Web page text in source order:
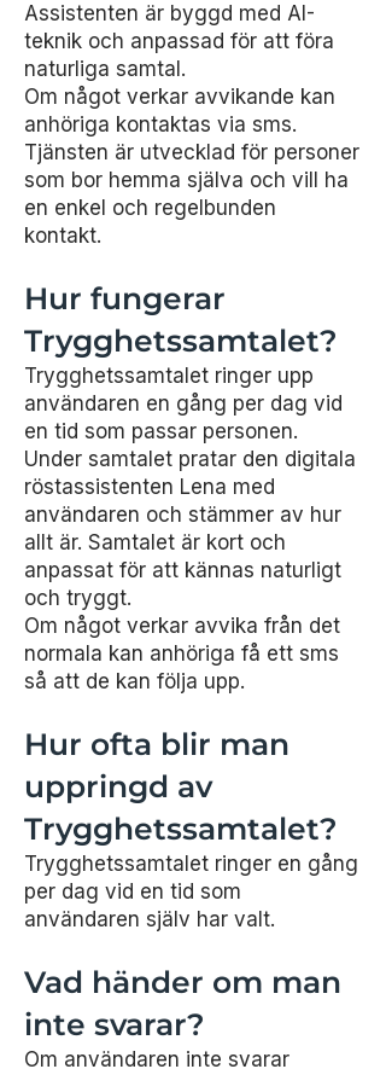
Assistenten är byggd med AI-
teknik och anpassad för att föra
naturliga samtal.
Om något verkar avvikande kan
anhöriga kontaktas via sms.
Tjänsten är utvecklad för personer
som bor hemma själva och vill ha
en enkel och regelbunden
kontakt.
Hur fungerar
Trygghetssamtalet?
Trygghetssamtalet ringer upp
användaren en gång per dag vid
en tid som passar personen.
Under samtalet pratar den digitala
röstassistenten Lena med
användaren och stämmer av hur
allt är. Samtalet är kort och
anpassat för att kännas naturligt
och tryggt.
Om något verkar avvika från det
normala kan anhöriga få ett sms
så att de kan följa upp.
Hur ofta blir man
uppringd av
Trygghetssamtalet?
Trygghetssamtalet ringer en gång
per dag vid en tid som
användaren själv har valt.
Vad händer om man
inte svarar?
Om användaren inte svarar